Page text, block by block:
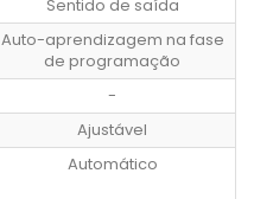
Sentido de saída
Auto-aprendizagem na fase
de programação
-
Ajustável
Automático